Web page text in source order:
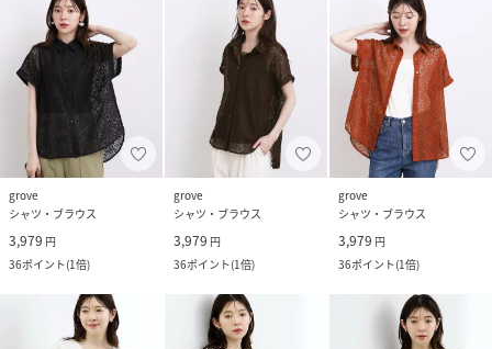
grove
シャツ・ブラウス
3,979 円
36ポイント(1倍)
grove
シャツ・ブラウス
3,979 円
36ポイント(1倍)
grove
シャツ・ブラウス
3,979 円
36ポイント(1倍)